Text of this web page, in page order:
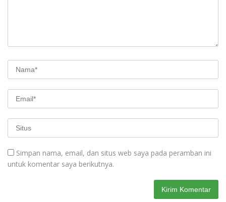
Simpan nama, email, dan situs web saya pada peramban ini
untuk komentar saya berikutnya.